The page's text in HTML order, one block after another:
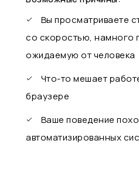
Вы просматриваете
со скоростью,
ожидаемую от человека
Что-то мешает
браузере
Ваше поведение
автоматизированных